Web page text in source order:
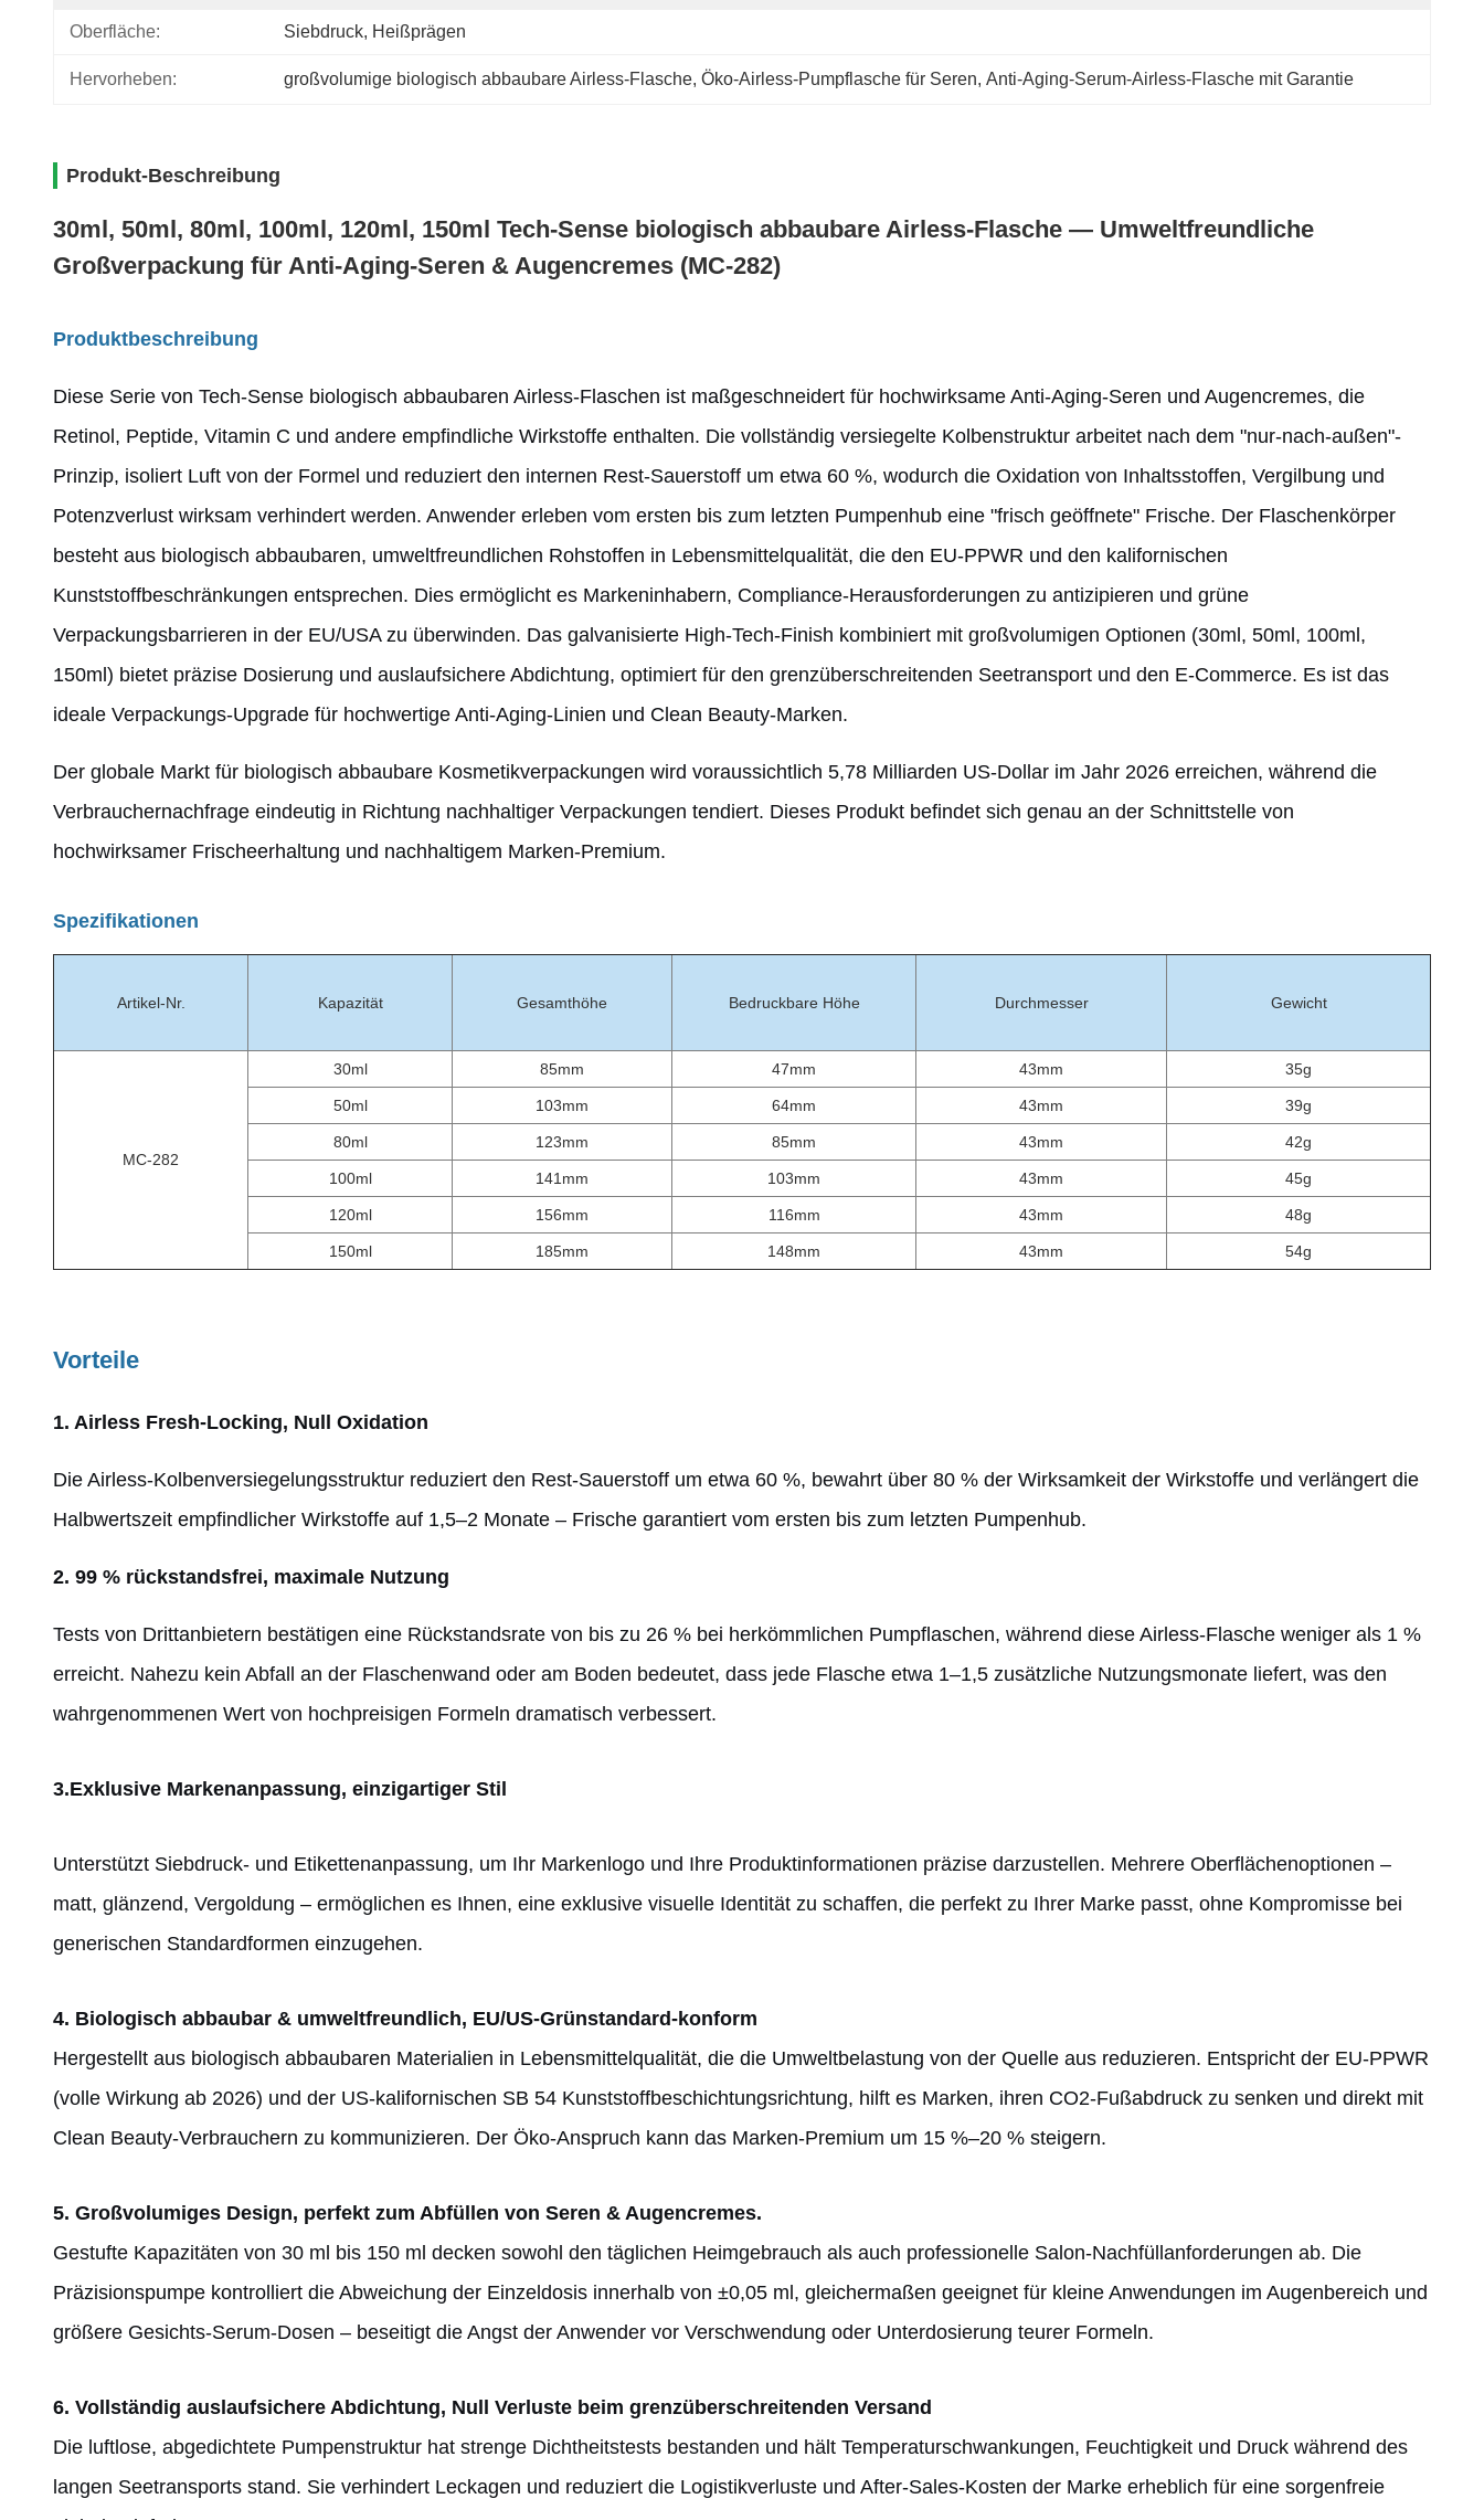
Oberfläche: Siebdruck, Heißprägen
Hervorheben: großvolumige biologisch abbaubare Airless-Flasche, Öko-Airless-Pumpflasche für Seren, Anti-Aging-Serum-Airless-Flasche mit Garantie
Produkt-Beschreibung
30ml, 50ml, 80ml, 100ml, 120ml, 150ml Tech-Sense biologisch abbaubare Airless-Flasche — Umweltfreundliche
Großverpackung für Anti-Aging-Seren & Augencremes (MC-282)
Produktbeschreibung
Diese Serie von Tech-Sense biologisch abbaubaren Airless-Flaschen ist maßgeschneidert für hochwirksame Anti-Aging-Seren und Augencremes, die
Retinol, Peptide, Vitamin C und andere empfindliche Wirkstoffe enthalten. Die vollständig versiegelte Kolbenstruktur arbeitet nach dem "nur-nach-außen"-
Prinzip, isoliert Luft von der Formel und reduziert den internen Rest-Sauerstoff um etwa 60 %, wodurch die Oxidation von Inhaltsstoffen, Vergilbung und
Potenzverlust wirksam verhindert werden. Anwender erleben vom ersten bis zum letzten Pumpenhub eine "frisch geöffnete" Frische. Der Flaschenkörper
besteht aus biologisch abbaubaren, umweltfreundlichen Rohstoffen in Lebensmittelqualität, die den EU-PPWR und den kalifornischen
Kunststoffbeschränkungen entsprechen. Dies ermöglicht es Markeninhabern, Compliance-Herausforderungen zu antizipieren und grüne
Verpackungsbarrieren in der EU/USA zu überwinden. Das galvanisierte High-Tech-Finish kombiniert mit großvolumigen Optionen (30ml, 50ml, 100ml,
150ml) bietet präzise Dosierung und auslaufsichere Abdichtung, optimiert für den grenzüberschreitenden Seetransport und den E-Commerce. Es ist das
ideale Verpackungs-Upgrade für hochwertige Anti-Aging-Linien und Clean Beauty-Marken.
Der globale Markt für biologisch abbaubare Kosmetikverpackungen wird voraussichtlich 5,78 Milliarden US-Dollar im Jahr 2026 erreichen, während die
Verbrauchernachfrage eindeutig in Richtung nachhaltiger Verpackungen tendiert. Dieses Produkt befindet sich genau an der Schnittstelle von
hochwirksamer Frischeerhaltung und nachhaltigem Marken-Premium.
Spezifikationen
Artikel-Nr. Kapazität Gesamthöhe Bedruckbare Höhe Durchmesser Gewicht
MC-282
30ml 85mm 47mm 43mm 35g
50ml 103mm 64mm 43mm 39g
80ml 123mm 85mm 43mm 42g
100ml 141mm 103mm 43mm 45g
120ml 156mm 116mm 43mm 48g
150ml 185mm 148mm 43mm 54g
Vorteile
1. Airless Fresh-Locking, Null Oxidation
Die Airless-Kolbenversiegelungsstruktur reduziert den Rest-Sauerstoff um etwa 60 %, bewahrt über 80 % der Wirksamkeit der Wirkstoffe und verlängert die
Halbwertszeit empfindlicher Wirkstoffe auf 1,5–2 Monate – Frische garantiert vom ersten bis zum letzten Pumpenhub.
2. 99 % rückstandsfrei, maximale Nutzung
Tests von Drittanbietern bestätigen eine Rückstandsrate von bis zu 26 % bei herkömmlichen Pumpflaschen, während diese Airless-Flasche weniger als 1 %
erreicht. Nahezu kein Abfall an der Flaschenwand oder am Boden bedeutet, dass jede Flasche etwa 1–1,5 zusätzliche Nutzungsmonate liefert, was den
wahrgenommenen Wert von hochpreisigen Formeln dramatisch verbessert.
3.Exklusive Markenanpassung, einzigartiger Stil
Unterstützt Siebdruck- und Etikettenanpassung, um Ihr Markenlogo und Ihre Produktinformationen präzise darzustellen. Mehrere Oberflächenoptionen –
matt, glänzend, Vergoldung – ermöglichen es Ihnen, eine exklusive visuelle Identität zu schaffen, die perfekt zu Ihrer Marke passt, ohne Kompromisse bei
generischen Standardformen einzugehen.
4. Biologisch abbaubar & umweltfreundlich, EU/US-Grünstandard-konform
Hergestellt aus biologisch abbaubaren Materialien in Lebensmittelqualität, die die Umweltbelastung von der Quelle aus reduzieren. Entspricht der EU-PPWR
(volle Wirkung ab 2026) und der US-kalifornischen SB 54 Kunststoffbeschichtungsrichtung, hilft es Marken, ihren CO2-Fußabdruck zu senken und direkt mit
Clean Beauty-Verbrauchern zu kommunizieren. Der Öko-Anspruch kann das Marken-Premium um 15 %–20 % steigern.
5. Großvolumiges Design, perfekt zum Abfüllen von Seren & Augencremes.
Gestufte Kapazitäten von 30 ml bis 150 ml decken sowohl den täglichen Heimgebrauch als auch professionelle Salon-Nachfüllanforderungen ab. Die
Präzisionspumpe kontrolliert die Abweichung der Einzeldosis innerhalb von ±0,05 ml, gleichermaßen geeignet für kleine Anwendungen im Augenbereich und
größere Gesichts-Serum-Dosen – beseitigt die Angst der Anwender vor Verschwendung oder Unterdosierung teurer Formeln.
6. Vollständig auslaufsichere Abdichtung, Null Verluste beim grenzüberschreitenden Versand
Die luftlose, abgedichtete Pumpenstruktur hat strenge Dichtheitstests bestanden und hält Temperaturschwankungen, Feuchtigkeit und Druck während des
langen Seetransports stand. Sie verhindert Leckagen und reduziert die Logistikverluste und After-Sales-Kosten der Marke erheblich für eine sorgenfreie